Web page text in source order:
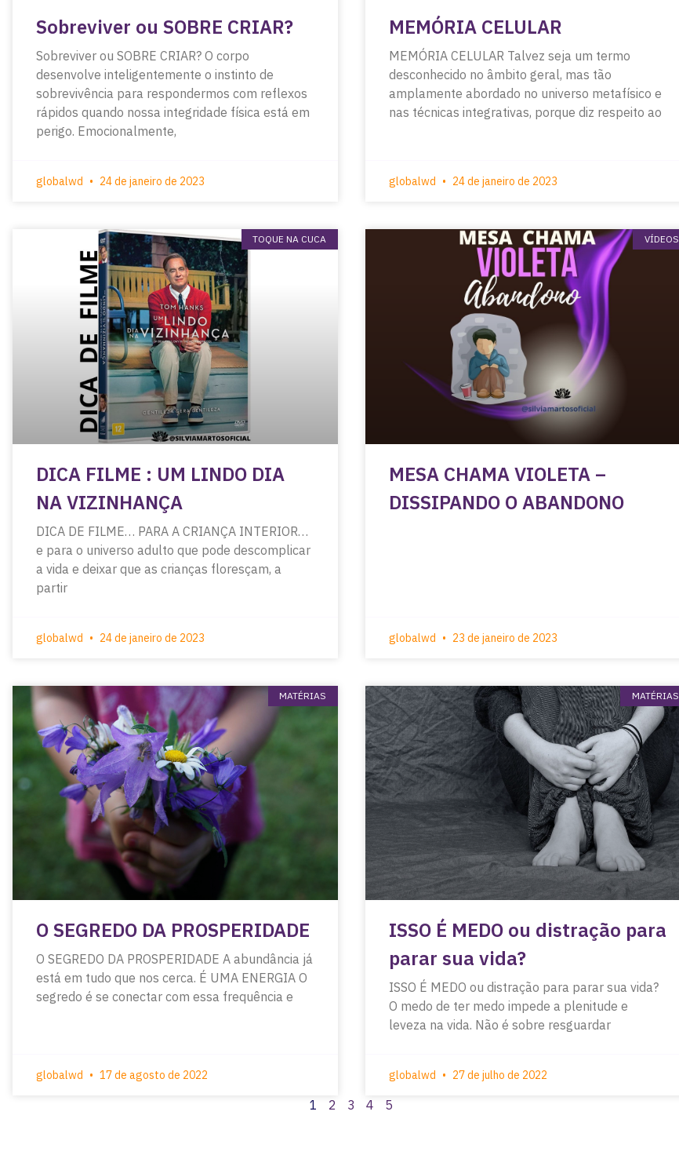
Sobreviver ou SOBRE CRIAR?
Sobreviver ou SOBRE CRIAR? O corpo
desenvolve inteligentemente o instinto de
sobrevivência para respondermos com reflexos
rápidos quando nossa integridade física está em
perigo. Emocionalmente,
globalwd 24 de janeiro de 2023
MEMÓRIA CELULAR
MEMÓRIA CELULAR Talvez seja um termo
desconhecido no âmbito geral, mas tão
amplamente abordado no universo metafísico e
nas técnicas integrativas, porque diz respeito ao
globalwd 24 de janeiro de 2023
TOQUE NA CUCA
DICA FILME : UM LINDO DIA
NA VIZINHANÇA
DICA DE FILME… PARA A CRIANÇA INTERIOR…
e para o universo adulto que pode descomplicar
a vida e deixar que as crianças floresçam, a
partir
globalwd 24 de janeiro de 2023
VÍDEOS
MESA CHAMA VIOLETA –
DISSIPANDO O ABANDONO
globalwd 23 de janeiro de 2023
MATÉRIAS
O SEGREDO DA PROSPERIDADE
O SEGREDO DA PROSPERIDADE A abundância já
está em tudo que nos cerca. É UMA ENERGIA O
segredo é se conectar com essa frequência e
globalwd 17 de agosto de 2022
MATÉRIAS
ISSO É MEDO ou distração para
parar sua vida?
ISSO É MEDO ou distração para parar sua vida?
O medo de ter medo impede a plenitude e
leveza na vida. Não é sobre resguardar
globalwd 27 de julho de 2022
1 2 3 4 5